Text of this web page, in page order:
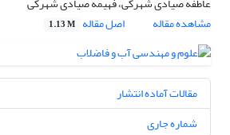
مشاهده مقاله
اصل مقاله 1.13 M
مقالات آماده انتشار
شماره جاری